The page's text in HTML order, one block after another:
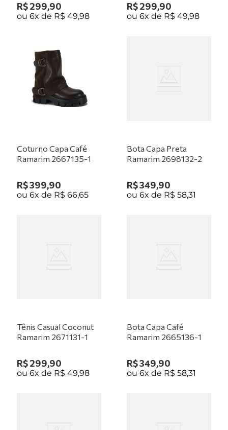
R$299,90
ou6x de R$ 49,98
R$299,90
ou6x de R$ 49,98
Coturno Capa Café
Ramarim 2667135-1
R$399,90
ou6x de R$ 66,65
Bota Capa Preta
Ramarim 2698132-2
R$349,90
ou6x de R$ 58,31
Tênis Casual Coconut
Ramarim 2671131-1
R$299,90
ou6x de R$ 49,98
Bota Capa Café
Ramarim 2665136-1
R$349,90
ou6x de R$ 58,31